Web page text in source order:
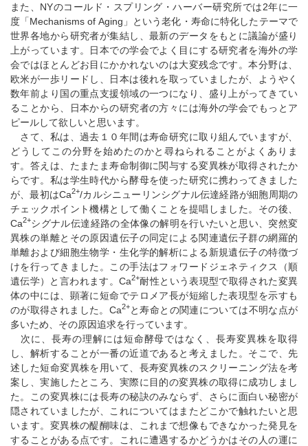
また、NYのコールド・スプリング・ハーバー研究所では2年に一
度「Mechanisms of Aging」という老化・寿命に特化したテーマで
世界各地から研究者が集結し、最新のデータをもとに議論が盛り
上がっています。日本での学会でよく目にする研究者を海外の学
会ではほとんどお目にかかれないのは大変残念です。本分野は、
欧米が一歩リードし、日本は後れを取っていましたが、ようやく
数年前より国の重点支援領域の一つになり、盛り上がってきてい
ることから、日本からの研究者の方々には海外の学会でもっとア
ピールして欲しいと思います。
さて、私は、過去１０年間は寿命研究に取り組んでいますが、
どうしてこの分野を始めたのかと尋ねられることがよくありま
す。答えは、たまたま寿命制御に関与する変異株が取得されたか
らです。私は学生時代から酵母を使った研究に携わってきました
が、最初はCa2+/カルシニューリンシグナル伝達経路が細胞周期の
チェックポイント機構として働くことを提唱しました。その後、
Ca2+シグナル伝達経路の全体像の解明を行いたいと思い、突然変
異株の単離とその原因遺伝子の同定による関連遺伝子群の網羅的
単離および細胞生物学・生化学的解析による新規遺伝子の特徴づ
けを行ってきました。この手法はフォワードジェネティクス（順
遺伝学）と言われます。Ca2+耐性という表現型で取得された変異
体の中には、顕著に短命でテロメア長が短縮した表現型を示すも
のが取得されました。Ca2+と寿命との関連については不明な点が
多いため、その原因追求を行っています。
次に、長寿の理解には短命酵母ではなく、長寿変異株を取得
し、解析することが一番の近道であると考えました。そこで、先
述した短命変異株を用いて、長寿変異株のスクリーニング法を考
案し、実施したところ、実際に目的の変異株の取得に成功しまし
た。この変異株には長寿の秘訣のみならず、さらに面白い秘密が
隠されていましたが、これについてはまたどこかで触れたいと思
います。変異株の醍醐味は、これまで想像もできなかった発見を
することがある点です。これに遭遇するかどうかはその人の運に